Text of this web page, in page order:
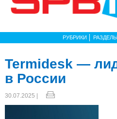
РУБРИКИ РАЗДЕЛЫ
Termidesk —
в России
30.07.2025 |